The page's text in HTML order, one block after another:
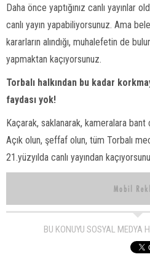
Daha önce yaptığınız canlı yayınlar
canlı yayın yapabiliyorsunuz. Ama
kararların alındığı, muhalefetin de
yapmaktan kaçıyorsunuz.
Torbalı halkından bu kadar
faydası yok!
Kaçarak, saklanarak, kameralara
Açık olun, şeffaf olun, tüm Torbalı
21.yüzyılda canlı yayından
BU KONUYU SOSYAL MEDYA